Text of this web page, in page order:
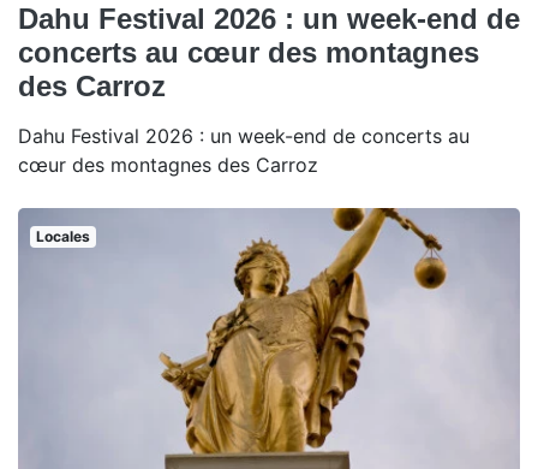
Dahu Festival 2026 : un week-end de
concerts au cœur des montagnes
des Carroz
Dahu Festival 2026 : un week-end de concerts au
cœur des montagnes des Carroz
Locales